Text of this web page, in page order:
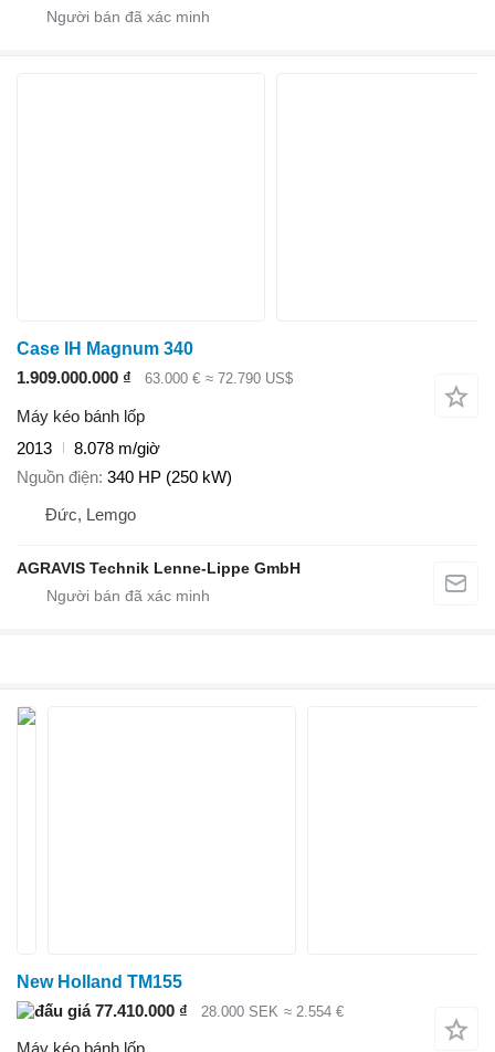
Case IH Magnum 340
1.909.000.000 ₫
63.000 € ≈ 72.790 US$
Máy kéo bánh lốp
2013
8.078 m/giờ
Nguồn điện 340 HP (250 kW)
Đức, Lemgo
AGRAVIS Technik Lenne-Lippe GmbH
New Holland TM155
77.410.000 ₫
28.000 SEK ≈ 2.554 €
Máy kéo bánh lốp